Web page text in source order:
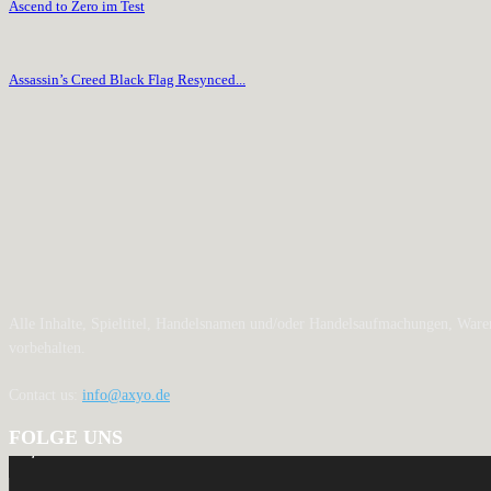
Ascend to Zero im Test
Assassin’s Creed Black Flag Resynced...
info@axyo.de
FOLGE UNS